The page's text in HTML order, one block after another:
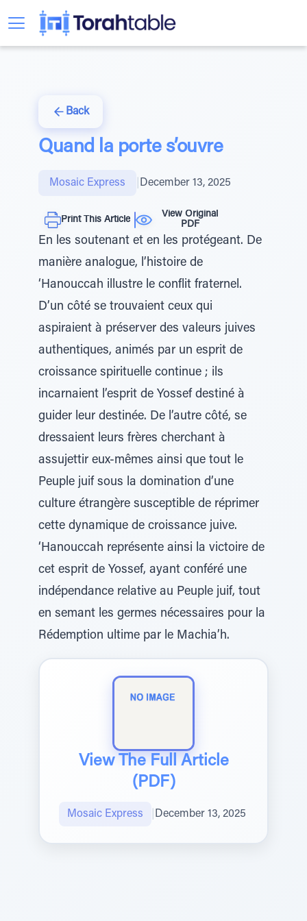
Back
Quand la porte s’ouvre
Mosaic Express December 13, 2025
Print This Article
View Original
PDF
En les soutenant et en les protégeant. De
manière analogue, l’histoire de
‘Hanouccah illustre le conflit fraternel.
D’un côté se trouvaient ceux qui
aspiraient à préserver des valeurs juives
authentiques, animés par un esprit de
croissance spirituelle continue ; ils
incarnaient l’esprit de Yossef destiné à
guider leur destinée. De l’autre côté, se
dressaient leurs frères cherchant à
assujettir eux-mêmes ainsi que tout le
Peuple juif sous la domination d’une
culture étrangère susceptible de réprimer
cette dynamique de croissance juive.
‘Hanouccah représente ainsi la victoire de
cet esprit de Yossef, ayant conféré une
indépendance relative au Peuple juif, tout
en semant les germes nécessaires pour la
Rédemption ultime par le Machia’h.
View The Full Article
(PDF)
Mosaic Express December 13, 2025